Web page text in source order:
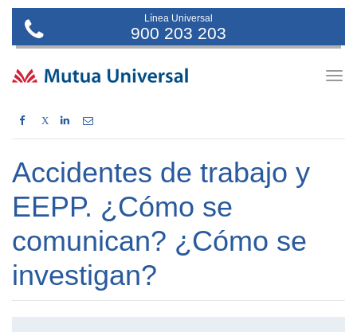
Línea Universal
900 203 203
X
Accidentes de trabajo y
EEPP. ¿Cómo se
comunican? ¿Cómo se
investigan?